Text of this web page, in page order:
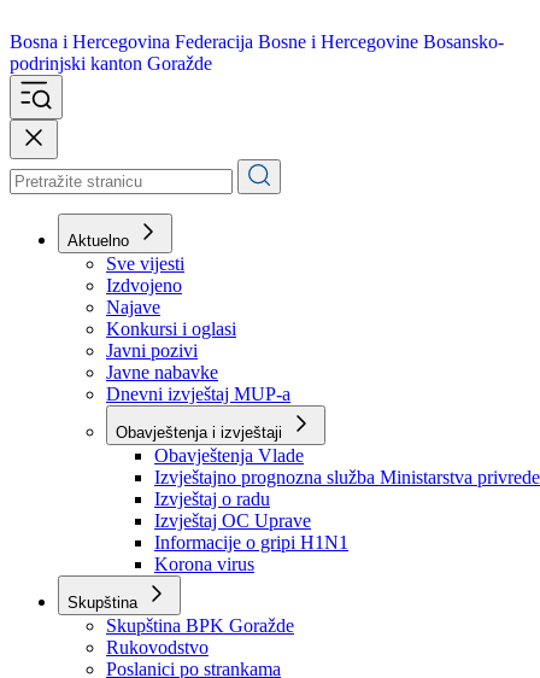
Bosna i Hercegovina
podrinjski kanton Goražde
Aktuelno
Sve vijesti
Izdvojeno
Najave
Konkursi i oglasi
Javni pozivi
Javne nabavke
Dnevni izvještaj MUP-a
Obavještenja i izvještaji
Obavještenja Vlade
Izvještajno prognozna služba Ministarstva privrede
Izvještaj o radu
Izvještaj OC Uprave
Informacije o gripi H1N1
Korona virus
Skupština